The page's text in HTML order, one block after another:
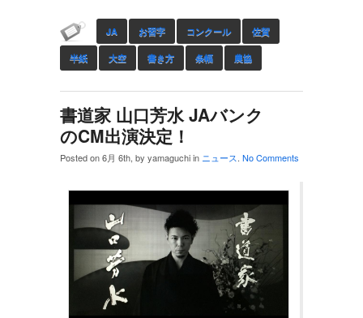
JA お習字 コンクール 佐賀
半紙 大空 書き方 条幅 農協
書道家 山口芳水 JAバンク
のCM出演決定！
Posted on 6月 6th, by yamaguchi in ニュース. No Comments